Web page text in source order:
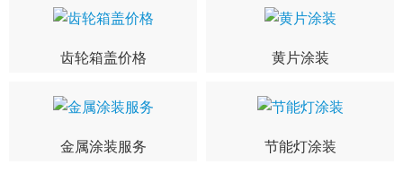
齿轮箱盖价格 黄片涂装
金属涂装服务 节能灯涂装